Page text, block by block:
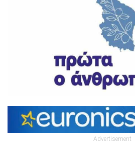
Advertisement